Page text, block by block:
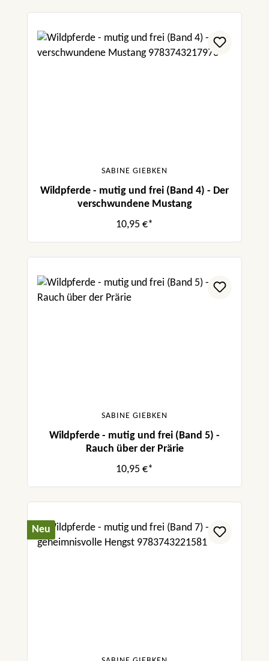
SABINE GIEBKEN
Wildpferde - mutig und frei (Band 4) - Der
verschwundene Mustang
10,95 €*
SABINE GIEBKEN
Wildpferde - mutig und frei (Band 5) -
Rauch über der Prärie
10,95 €*
Neu